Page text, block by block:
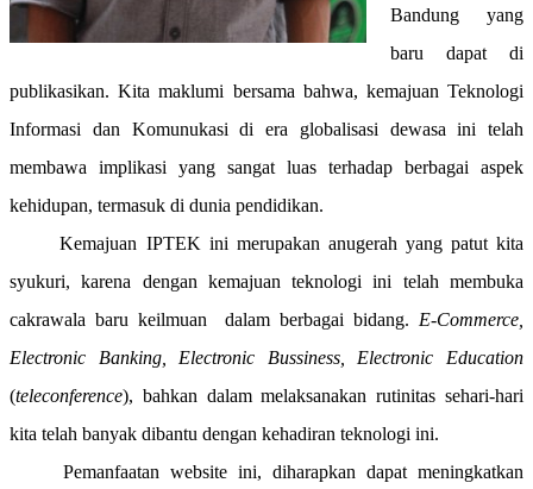
Bandung yang
baru dapat di
publikasikan. Kita maklumi bersama bahwa, kemajuan Teknologi
Informasi dan Komunukasi di era globalisasi dewasa ini telah
membawa implikasi yang sangat luas terhadap berbagai aspek
kehidupan, termasuk di dunia pendidikan.
Kemajuan IPTEK ini merupakan anugerah yang patut kita
syukuri, karena dengan kemajuan teknologi ini telah membuka
cakrawala baru keilmuan dalam berbagai bidang. E-Commerce,
Electronic Banking, Electronic Bussiness, Electronic Education
(teleconference), bahkan dalam melaksanakan rutinitas sehari-hari
kita telah banyak dibantu dengan kehadiran teknologi ini.
Pemanfaatan website ini, diharapkan dapat meningkatkan